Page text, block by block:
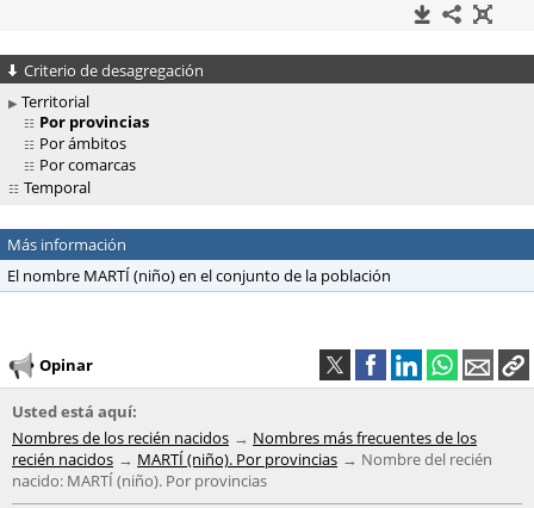
Criterio de desagregación
Territorial
Por provincias
Por ámbitos
Por comarcas
Temporal
Más información
El nombre MARTÍ (niño) en el conjunto de la población
Opinar
Usted está aquí:
Nombres de los recién nacidos
Nombres más frecuentes de los
recién nacidos
MARTÍ (niño). Por provincias
Nombre del recién
nacido: MARTÍ (niño). Por provincias